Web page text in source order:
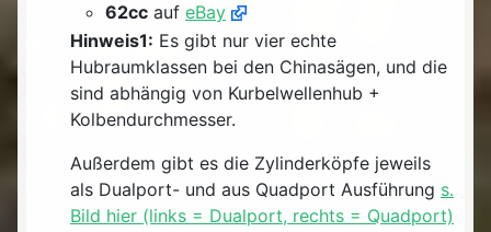
62cc auf eBay
Hinweis1: Es gibt nur vier echte
Hubraumklassen bei den Chinasägen, und die
sind abhängig von Kurbelwellenhub +
Kolbendurchmesser.
Außerdem gibt es die Zylinderköpfe jeweils
als Dualport- und aus Quadport Ausführung s.
Bild hier (links = Dualport, rechts = Quadport)